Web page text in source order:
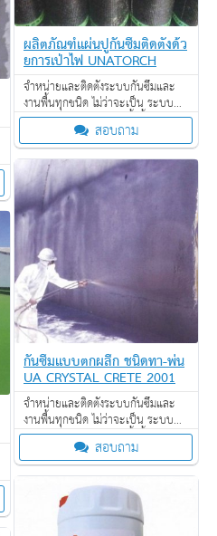
ผลิตภัณฑ์แผ่นปูกันซึมติดตั้งด้ว
ยการเป่าไฟ UNATORCH
จำหน่ายและติดตั้งระบบกันซึมและ
งานพื้นทุกชนิด ไม่ว่าจะเป็น ระบบ
งานกันซึม ระบบงานติดตั้งพื้น งาน
ป้องกันไฟลาม งานเคลือบปกป้องพื้น
ผิว งานเคลือบสารสะท้อนความร้อน
สอบถาม
กันซึมแบบตกผลึก ชนิดทา-พ่น
UA CRYSTAL CRETE 2001
จำหน่ายและติดตั้งระบบกันซึมและ
งานพื้นทุกชนิด ไม่ว่าจะเป็น ระบบ
งานกันซึม ระบบงานติดตั้งพื้น งาน
ป้องกันไฟลาม งานเคลือบปกป้องพื้น
ผิว งานเคลือบสารสะท้อนความร้อน
สอบถาม